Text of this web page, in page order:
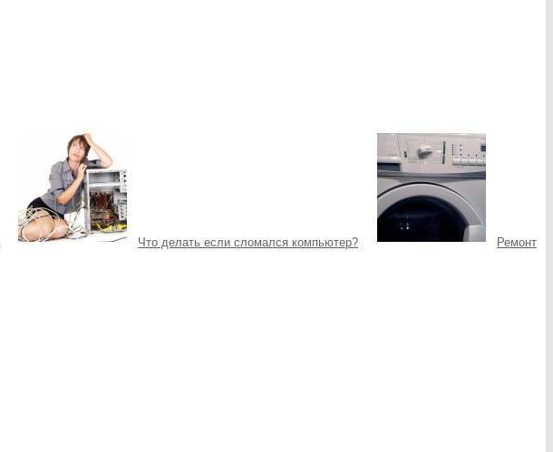
Что делать если сломался компьютер? Ремонт